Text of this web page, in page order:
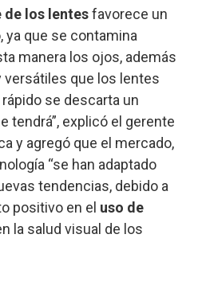
los lentesfavorece un
ya que se contamina
manera los ojos, además
que los lentes
se descarta un
tendrá”, explicó el gerente
y agregó que el mercado,
“se han adaptado
tendencias, debido a
positivo en el uso de
la salud visual de los